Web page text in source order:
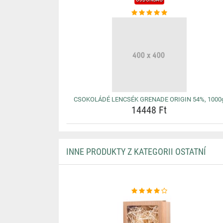
CSOKOLÁDÉ LENCSÉK GRENADE ORIGIN 54%,
14448 Ft
INNE PRODUKTY Z KATEGORII OSTATNÍ